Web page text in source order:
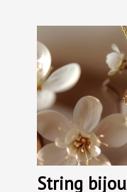
String